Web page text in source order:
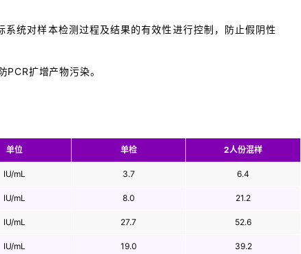
系统对样本检测过程及结果的有效性进行控制，防止假阴性
扩增产物污染。
单位 单检 2人份混样
IU/mL 3.7 6.4
IU/mL 8.0 21.2
IU/mL 27.7 52.6
IU/mL 19.0
39.2